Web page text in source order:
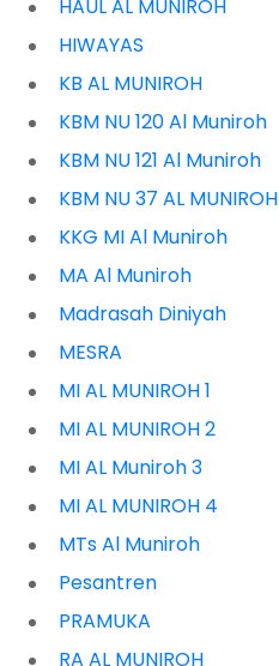
HAUL AL MUNIROH
HIWAYAS
KB AL MUNIROH
KBM NU 120 Al Muniroh
KBM NU 121 Al Muniroh
KBM NU 37 AL MUNIROH
KKG MI Al Muniroh
MA Al Muniroh
Madrasah Diniyah
MESRA
MI AL MUNIROH 1
MI AL MUNIROH 2
MI AL Muniroh 3
MI AL MUNIROH 4
MTs Al Muniroh
Pesantren
PRAMUKA
RA AL MUNIROH